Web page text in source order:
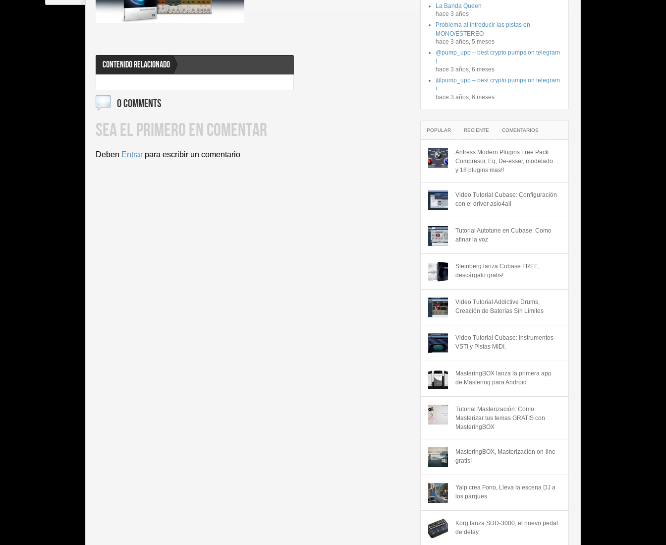
CONTENIDO RELACIONADO
0 COMMENTS
SEA EL PRIMERO EN COMENTAR
Deben Entrar para escribir un comentario
La Banda Queen
hace 3 años
Problema al introducir las pistas en
MONO/ESTEREO
hace 3 años, 5 meses
@pump_upp – best crypto pumps on telegram
!
hace 3 años, 6 meses
@pump_upp – best crypto pumps on telegram
!
hace 3 años, 6 meses
POPULAR RECIENTE COMENTARIOS
Antress Modern Plugins Free Pack:
Compresor, Eq, De-esser, modelado…
y 18 plugins mas!!
Video Tutorial Cubase: Configuración
con el driver asio4all
Tutorial Autotune en Cubase: Como
afinar la voz
Steinberg lanza Cubase FREE,
descárgalo gratis!
Video Tutorial Addictive Drums,
Creación de Baterías Sin Límites
Video Tutorial Cubase: Instrumentos
VSTi y Pistas MIDI.
MasteringBOX lanza la primera app
de Mastering para Android
Tutorial Masterización: Como
Masterizar tus temas GRATIS con
MasteringBOX
MasteringBOX, Masterización on-line
gratis!
Yalp crea Fono, Lleva la escena DJ a
los parques
Korg lanza SDD-3000, el nuevo pedal
de delay.